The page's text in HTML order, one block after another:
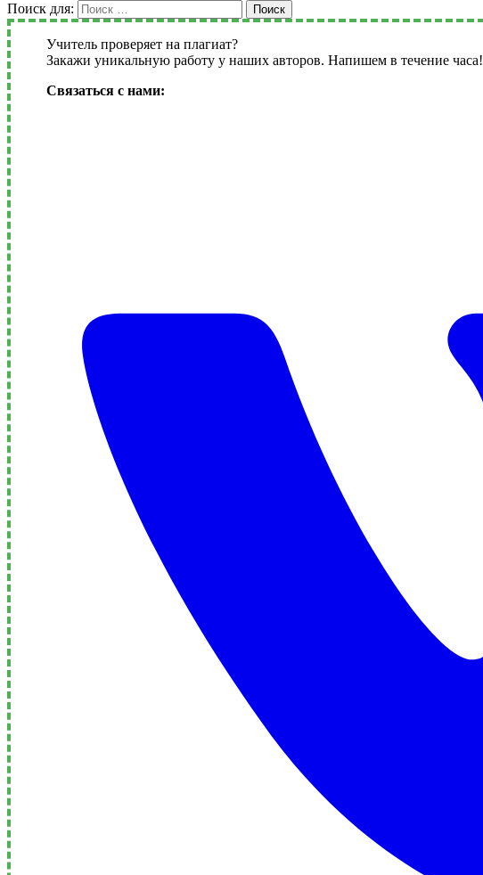
Поиск для: Поиск
Учитель проверяет на плагиат?
Закажи уникальную работу у наших авторов. Напишем в течение часа!
Связаться с нами: